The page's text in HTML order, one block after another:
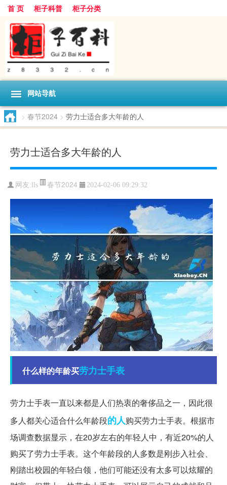
首 页 柜子科普 柜子分类
网站导航
> 春节2024 > 劳力士适合多大年龄的人
劳力士适合多大年龄的人
网友: lls 春节2024 2024-02-06 09:29:32
什么样的年龄买劳力士手表
劳力士手表一直以来都是人们热衷的奢侈品之一，因此很
多人都关心适合什么年龄段的人购买劳力士手表。根据市
场调查数据显示，在20岁左右的年轻人中，有近20%的人
购买了劳力士手表。这个年龄段的人多数是刚步入社会、
刚踏出校园的年轻白领，他们可能还没有太多可以炫耀的